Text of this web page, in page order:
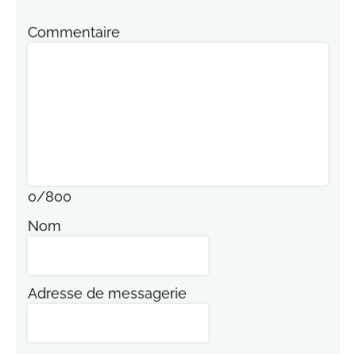
Commentaire
0/800
Nom
Adresse de messagerie